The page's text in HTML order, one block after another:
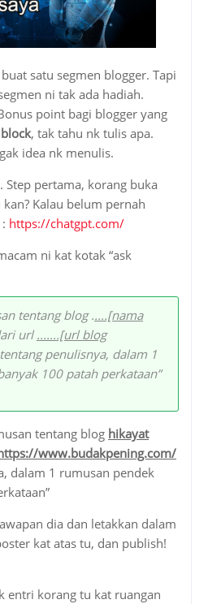
satu segmen blogger. Tapi
ni tak ada hadiah.
point bagi blogger yang
, tak tahu nk tulis apa.
idea nk menulis.
Step pertama, korang buka
kan? Kalau belum pernah
https://chatgpt.com/
ni kat kotak “ask
tentang blog .....[nama
url.......[url blog
penulisnya, dalam 1
100 patah perkataan”
tentang blog hikayat
www.budakpening.com/
dalam 1 rumusan pendek
dia dan letakkan dalam
kat atas tu, dan publish!
entri korang tu kat ruangan